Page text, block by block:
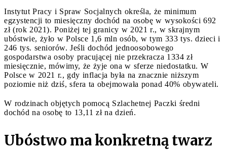
Instytut Pracy i Spraw Socjalnych określa, że minimum
egzystencji to miesięczny dochód na osobę w wysokości 692
zł (rok 2021). Poniżej tej granicy w 2021 r., w skrajnym
ubóstwie, żyło w Polsce 1,6 mln osób, w tym 333 tys. dzieci i
246 tys. seniorów. Jeśli dochód jednoosobowego
gospodarstwa osoby pracującej nie przekracza 1334 zł
miesięcznie, mówimy, że żyje ona w sferze niedostatku. W
Polsce w 2021 r., gdy inflacja była na znacznie niższym
poziomie niż dziś, sfera ta obejmowała ponad 40% obywateli.
W rodzinach objętych pomocą Szlachetnej Paczki średni
dochód na osobę to 13,11 zł na dzień.
Ubóstwo ma konkretną twarz